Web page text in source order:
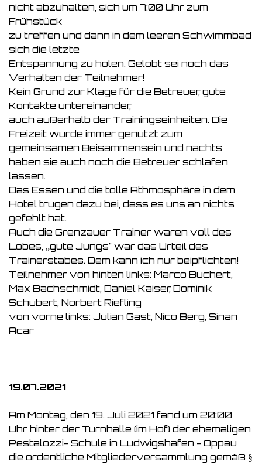
nicht abzuhalten, sich um 7:00 Uhr zum
Frühstück
zu treffen und dann in dem leeren Schwimmbad
sich die letzte
Entspannung zu holen. Gelobt sei noch das
Verhalten der Teilnehmer!
Kein Grund zur Klage für die Betreuer, gute
Kontakte untereinander,
auch außerhalb der Trainingseinheiten. Die
Freizeit wurde immer genutzt zum
gemeinsamen Beisammensein und nachts
haben sie auch noch die Betreuer schlafen
lassen.
Das Essen und die tolle Athmosphäre in dem
Hotel trugen dazu bei, dass es uns an nichts
gefehlt hat.
Auch die Grenzauer Trainer waren voll des
Lobes, „gute Jungs" war das Urteil des
Trainerstabes. Dem kann ich nur beipflichten!
Teilnehmer von hinten links: Marco Buchert,
Max Bachschmidt, Daniel Kaiser, Dominik
Schubert, Norbert Riefling
von vorne links: Julian Gast, Nico Berg, Sinan
Acar
19.07.2021
Am Montag, den 19. Juli 2021 fand um 20:00
Uhr hinter der Turnhalle (im Hof) der ehemaligen
Pestalozzi- Schule in Ludwigshafen - Oppau
die ordentliche Mitgliederversammlung gemäß §